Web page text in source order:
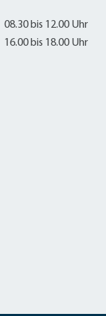
08.30 bis 12.00 Uhr
16.00 bis 18.00 Uhr